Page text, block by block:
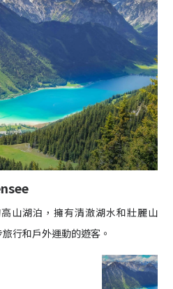
山湖泊，擁有清澈湖水和壯麗山
行和戶外運動的遊客。